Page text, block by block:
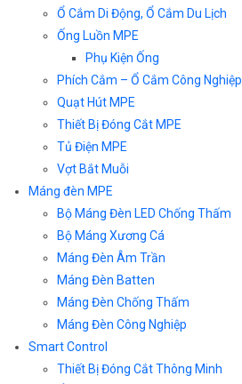
Ổ Cắm Di Động, Ổ Cắm Du Lịch
Ống Luồn MPE
Phụ Kiện Ống
Phích Cắm – Ổ Cắm Công Nghiệp
Quạt Hút MPE
Thiết Bị Đóng Cắt MPE
Tủ Điện MPE
Vợt Bắt Muỗi
Máng đèn MPE
Bộ Máng Đèn LED Chống Thấm
Bộ Máng Xương Cá
Máng Đèn Âm Trần
Máng Đèn Batten
Máng Đèn Chống Thấm
Máng Đèn Công Nghiệp
Smart Control
Thiết Bị Đóng Cắt Thông Minh